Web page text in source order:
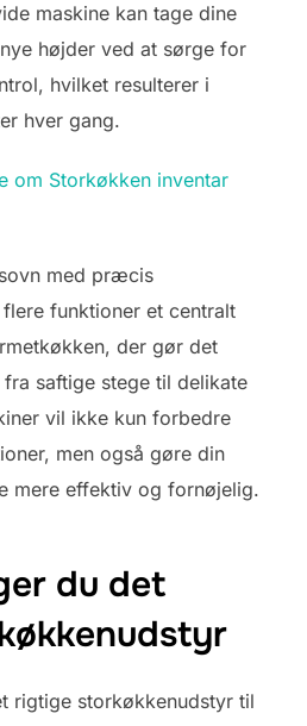
maskine kan tage dine
højder ved at sørge for
hvilket resulterer i
hver gang.
om Storkøkken inventar
med præcis
funktioner et centralt
der gør det
saftige stege til delikate
vil ikke kun forbedre
men også gøre din
mere effektiv og fornøjelig.
du det
rigtige storkøkkenudstyr til